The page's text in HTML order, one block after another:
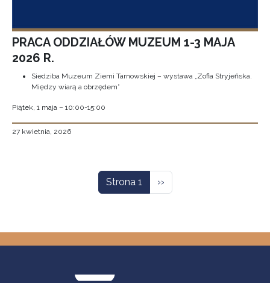
PRACA ODDZIAŁÓW MUZEUM 1-3 MAJA
2026 R.
Siedziba Muzeum Ziemi Tarnowskiej – wystawa „Zofia Stryjeńska.
Między wiarą a obrzędem”
Piątek, 1 maja – 10:00-15:00
27 kwietnia, 2026
Strona 1 Następna strona
››